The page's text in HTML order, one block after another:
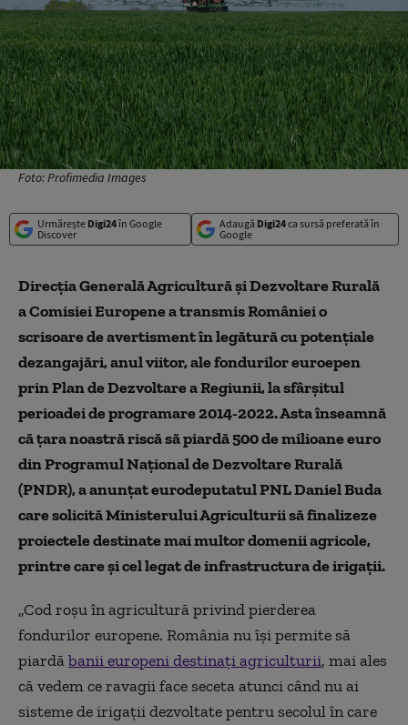
Foto: Profimedia Images
Urmărește Digi24în Google
Discover
Adaugă Digi24ca sursă preferată în
Google
Direcția Generală Agricultură și Dezvoltare Rurală
a Comisiei Europene a transmis României o
scrisoare de avertisment în legătură cu potențiale
dezangajări, anul viitor, ale fondurilor euroepen
prin Plan de Dezvoltare a Regiunii, la sfârșitul
perioadei de programare 2014-2022. Asta înseamnă
că țara noastră riscă să piardă 500 de milioane euro
din Programul Național de Dezvoltare Rurală
(PNDR), a anunțat eurodeputatul PNL Daniel Buda
care solicită Ministerului Agriculturii să finalizeze
proiectele destinate mai multor domenii agricole,
printre care și cel legat de infrastructura de irigații.
„Cod roșu în agricultură privind pierderea
fondurilor europene. România nu își permite să
piardăbanii europeni destinați agriculturii, mai ales
că vedem ce ravagii face seceta atunci când nu ai
sisteme de irigații dezvoltate pentru secolul în care